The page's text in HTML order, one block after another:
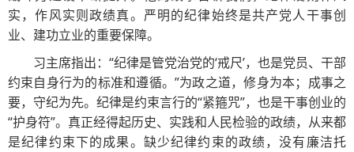
实，作风实则政绩真。严明的纪律始终是共产党人干事创
业、建功立业的重要保障。
习主席指出：“纪律是管党治党的‘戒尺’，也是党员、干部
约束自身行为的标准和遵循。”为政之道，修身为本；成事之
要，守纪为先。纪律是约束言行的“紧箍咒”，也是干事创业的
“护身符”。真正经得起历史、实践和人民检验的政绩，从来都
是纪律约束下的成果。缺少纪律约束的政绩，没有廉洁托